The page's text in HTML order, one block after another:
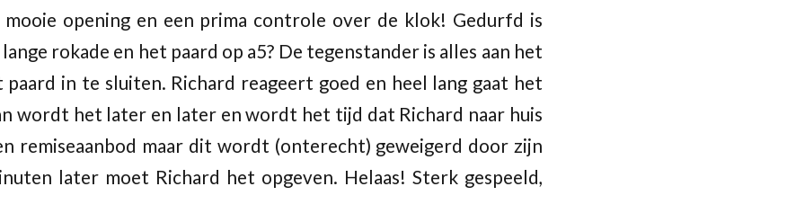
mooie opening en een prima controle over de klok! Gedurfd is
rokade en het paard op a5? De tegenstander is alles aan het
in te sluiten. Richard reageert goed en heel lang gaat het
wordt het later en later en wordt het tijd dat Richard naar huis
remiseaanbod maar dit wordt (onterecht) geweigerd door zijn
later moet Richard het opgeven. Helaas! Sterk gespeeld,